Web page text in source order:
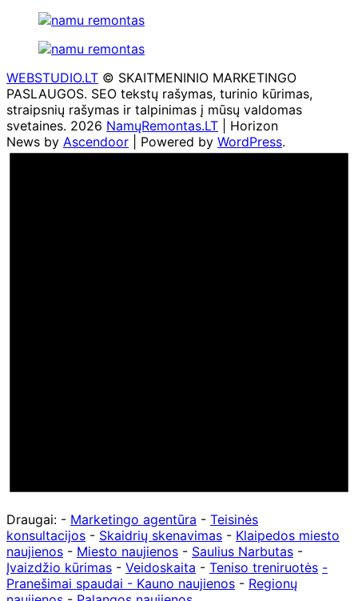
WEBSTUDIO.LT © SKAITMENINIO MARKETINGO
PASLAUGOS. SEO tekstų rašymas, turinio kūrimas,
straipsnių rašymas ir talpinimas į mūsų valdomas
svetaines. 2026 NamųRemontas.LT | Horizon
News by Ascendoor | Powered by WordPress.
Draugai: - Marketingo agentūra - Teisinės
konsultacijos - Skaidrių skenavimas - Klaipedos miesto
naujienos - Miesto naujienos - Saulius Narbutas -
Įvaizdžio kūrimas - Veidoskaita - Teniso treniruotės -
Pranešimai spaudai - Kauno naujienos - Regionų